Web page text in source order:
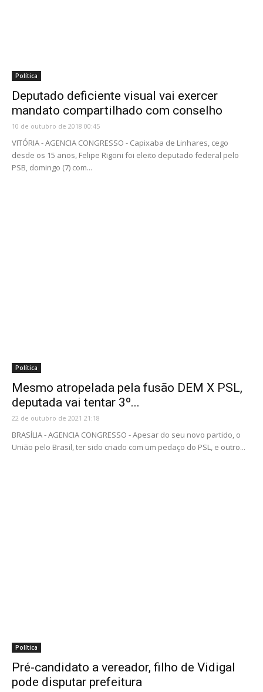
Política
Deputado deficiente visual vai exercer
mandato compartilhado com conselho
10 de outubro de 2018 00:45
VITÓRIA - AGENCIA CONGRESSO - Capixaba de Linhares, cego
desde os 15 anos, Felipe Rigoni foi eleito deputado federal pelo
PSB, domingo (7) com...
Política
Mesmo atropelada pela fusão DEM X PSL,
deputada vai tentar 3º...
22 de outubro de 2021 21:18
BRASÍLIA - AGENCIA CONGRESSO - Apesar do seu novo partido, o
União pelo Brasil, ter sido criado com um pedaço do PSL, e outro...
Política
Pré-candidato a vereador, filho de Vidigal
pode disputar prefeitura